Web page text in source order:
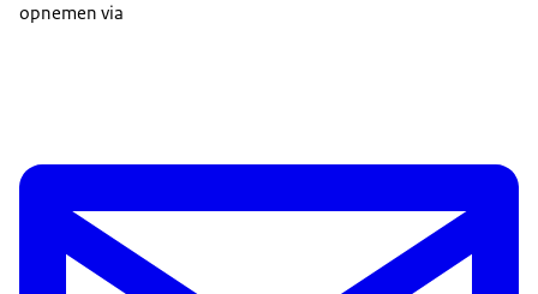
opnemen via